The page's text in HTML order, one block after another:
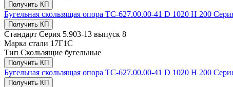
Получить КП
Бугельная скользящая опора ТС-627.00.00-41 D 1020 Н 200
Получить КП
Стандарт Серия 5.903-13 выпуск 8
Марка стали 17Г1С
Тип Скользящие бугельные
Получить КП
Бугельная скользящая опора ТС-627.00.00-41 D 1020 Н 200
Получить КП